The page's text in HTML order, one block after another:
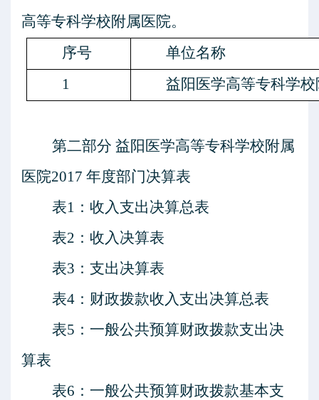
高等专科学校附属医院。
序号
单位名称
1
益阳医学高等专科学
第二部分 益阳医学高等专科学校附属
医院2017 年度部门决算表
表1：收入支出决算总表
表2：收入决算表
表3：支出决算表
表4：财政拨款收入支出决算总表
表5：一般公共预算财政拨款支出决
算表
表6：一般公共预算财政拨款基本支